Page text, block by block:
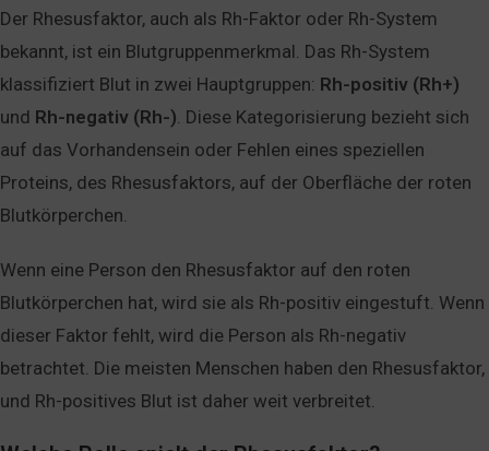
Der Rhesusfaktor, auch als Rh-Faktor oder Rh-System
bekannt, ist ein Blutgruppenmerkmal. Das Rh-System
klassifiziert Blut in zwei Hauptgruppen: Rh-positiv (Rh+)
und Rh-negativ (Rh-). Diese Kategorisierung bezieht sich
auf das Vorhandensein oder Fehlen eines speziellen
Proteins, des Rhesusfaktors, auf der Oberfläche der roten
Blutkörperchen.
Wenn eine Person den Rhesusfaktor auf den roten
Blutkörperchen hat, wird sie als Rh-positiv eingestuft. Wenn
dieser Faktor fehlt, wird die Person als Rh-negativ
betrachtet. Die meisten Menschen haben den Rhesusfaktor,
und Rh-positives Blut ist daher weit verbreitet.